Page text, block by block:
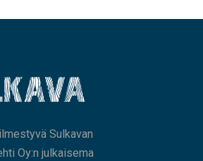
Sulkavan
Oy:n julkaisema